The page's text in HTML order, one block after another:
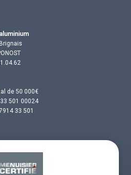
de 50 000€
501 00024
33 501